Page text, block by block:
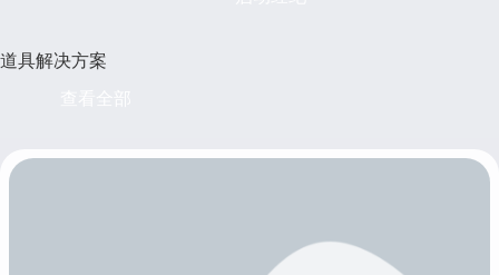
道具解决方案